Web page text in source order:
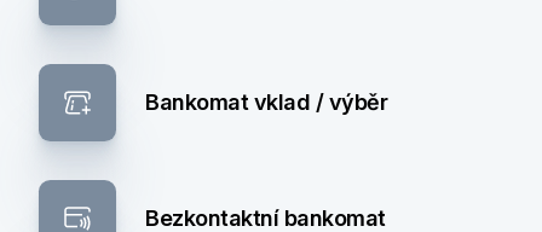
Bankomat vklad / výběr
Bezkontaktní bankomat